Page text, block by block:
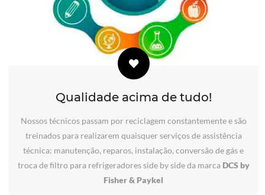
Qualidade acima de tudo!
Nossos técnicos passam por reciclagem constantemente e são
treinados para realizarem quaisquer serviços de assistência
técnica: manutenção, reparos, instalação, conversão de gás e
troca de filtro para refrigeradores side by side da marca DCS by
Fisher & Paykel